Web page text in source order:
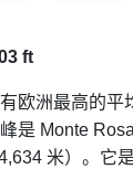
ft
欧洲最­高的平
是 Monte
米）。它